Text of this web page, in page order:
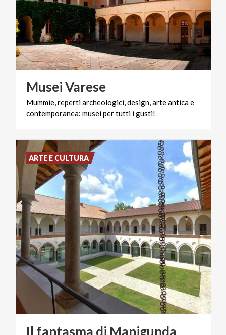
MuseiVarese
Mummie,repertiarcheologici,design,arteanticae
contemporanea: museipertutti igusti!
Il fantasma di Manigunda
ARTE E CULTURA